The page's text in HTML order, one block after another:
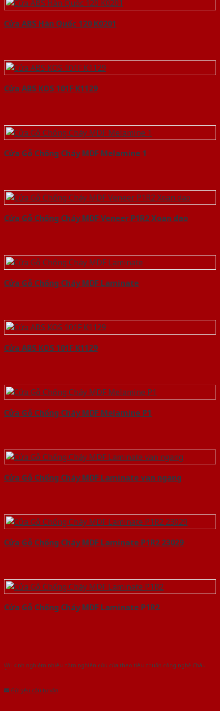
Cửa ABS Hàn Quốc 120 K0201
Cửa ABS KOS 101F K1129
Cửa Gỗ Chống Cháy MDF Melamine 1
Cửa Gỗ Chống Cháy MDF Veneer P1R2 Xoan dao
Cửa Gỗ Chống Cháy MDF Laminate
Cửa ABS KOS 101F K1129
Cửa Gỗ Chống Cháy MDF Melamine P1
Cửa Gỗ Chống Cháy MDF Laminate van ngang
Cửa Gỗ Chống Cháy MDF Laminate P1R2 23029
Cửa Gỗ Chống Cháy MDF Laminate P1R2
Với kinh nghiệm nhiêu năm nghiên cứu cửa theo tiêu chuẩn công nghệ Châu
Gửi yêu cầu tư vấn